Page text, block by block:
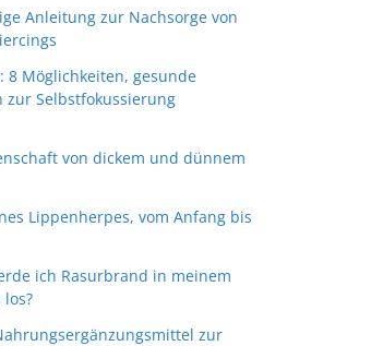
Anleitung zur Nachsorge von
8 Möglichkeiten, gesunde
zur Selbstfokussierung
von dickem und dünnem
Lippenherpes, vom Anfang bis
ich Rasurbrand in meinem
zur